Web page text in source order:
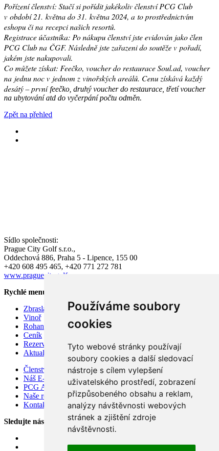
Používáme soubory
cookies
Tyto webové stránky používají
soubory cookies a další sledovací
nástroje s cílem vylepšení
uživatelského prostředí, zobrazení
přizpůsobeného obsahu a reklam,
analýzy návštěvnosti webových
stránek a zjištění zdroje
návštěvnosti.
Pořízení členství: Stačí si pořídit jakékoliv členství PCG Club
v období 21. května do 31. května 2024, a to prostřednictvím
eshopu či na recepci našich resortů.
Registrace účastníka: Po nákupu členství jste evidován jako člen
PCG Club na ČGF. Následně jste zařazeni do soutěže v pořadí,
jakém jste nakupovali.
Co můžete získat: Feečko, voucher do restaurace Soul.ad, voucher
na jednu noc v jednom z vinořských areálů. Cenu získává každý
desátý – prvnífeečko, druhý voucher do restaurace, třetí voucher
na ubytování atd do vyčerpání počtu odměn.
Zpět na přehled
Sídlo společnosti:
Prague City Golf s.r.o.,
Oddechová 886, Praha 5 - Lipence, 155 00
+420 608 495 465, +420 771 272 781
www.praguecitygolf.cz
Rychlé menu
Zbraslav
Vinoř
Rohan
Ceník
Rezervace hracího času
Aktuality
Členství v Prague City Golf Club 2026
Náš E-shop
PCG Academy
Naše restaurace Soul.ad, koncept
Kontakty
Sledujte nás